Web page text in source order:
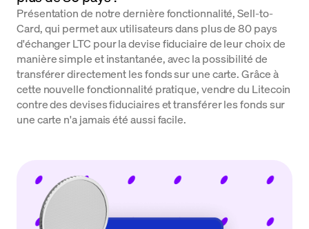
Présentation de notre dernière fonctionnalité, Sell-to-
Card, qui permet aux utilisateurs dans plus de 80 pays
d'échanger LTC pour la devise fiduciaire de leur choix de
manière simple et instantanée, avec la possibilité de
transférer directement les fonds sur une carte. Grâce à
cette nouvelle fonctionnalité pratique, vendre du Litecoin
contre des devises fiduciaires et transférer les fonds sur
une carte n'a jamais été aussi facile.